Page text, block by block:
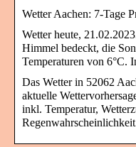
Wetter Aachen: 7-Tage
Wetter heute,
Himmel bedeckt, die
Temperaturen von 6°C.
Das Wetter in 52062
aktuelle
inkl. Temperatur,